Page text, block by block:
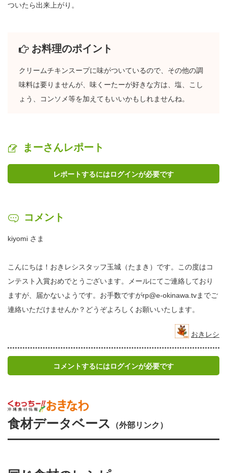
ついたら出来上がり。
お料理のポイント
クリームチキンスープに味がついているので、その他の調
味料は要りませんが、味くーたーが好きな方は、塩、こし
ょう、コンソメ等を加えてもいいかもしれませんね。
まーさんレポート
レポートするにはログインが必要です
コメント
kiyomi さま
こんにちは！おきレシスタッフ玉城（たまき）です。この度はコ
ンテスト入賞おめでとうございます。メールにてご連絡しており
ますが、届かないようです。お手数ですがrp@e-okinawa.tvまでご
連絡いただけませんか？どうぞよろしくお願いいたします。
おきレシ
コメントするにはログインが必要です
食材データベース （外部リンク）